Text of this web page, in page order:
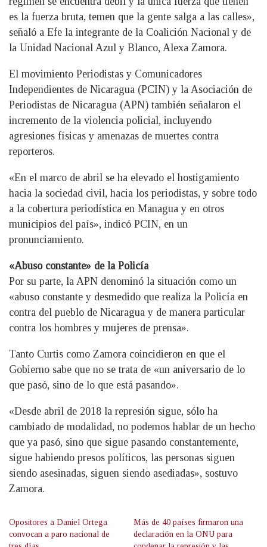
es la fuerza bruta, temen que la gente salga a las calles»,
señaló a Efe la integrante de la Coalición Nacional y de
la Unidad Nacional Azul y Blanco, Alexa Zamora.
El movimiento Periodistas y Comunicadores
Independientes de Nicaragua (PCIN) y la Asociación de
Periodistas de Nicaragua (APN) también señalaron el
incremento de la violencia policial, incluyendo
agresiones físicas y amenazas de muertes contra
reporteros.
«En el marco de abril se ha elevado el hostigamiento
hacia la sociedad civil, hacia los periodistas, y sobre todo
a la cobertura periodística en Managua y en otros
municipios del país», indicó PCIN, en un
pronunciamiento.
«Abuso constante» de la Policía
Por su parte, la APN denominó la situación como un
«abuso constante y desmedido que realiza la Policía en
contra del pueblo de Nicaragua y de manera particular
contra los hombres y mujeres de prensa».
Tanto Curtis como Zamora coincidieron en que el
Gobierno sabe que no se trata de «un aniversario de lo
que pasó, sino de lo que está pasando».
«Desde abril de 2018 la represión sigue, sólo ha
cambiado de modalidad, no podemos hablar de un hecho
que ya pasó, sino que sigue pasando constantemente,
sigue habiendo presos políticos, las personas siguen
siendo asesinadas, siguen siendo asediadas», sostuvo
Zamora.
Opositores a Daniel Ortega
convocan a paro nacional de
Más de 40 países firmaron una
declaración en la ONU para